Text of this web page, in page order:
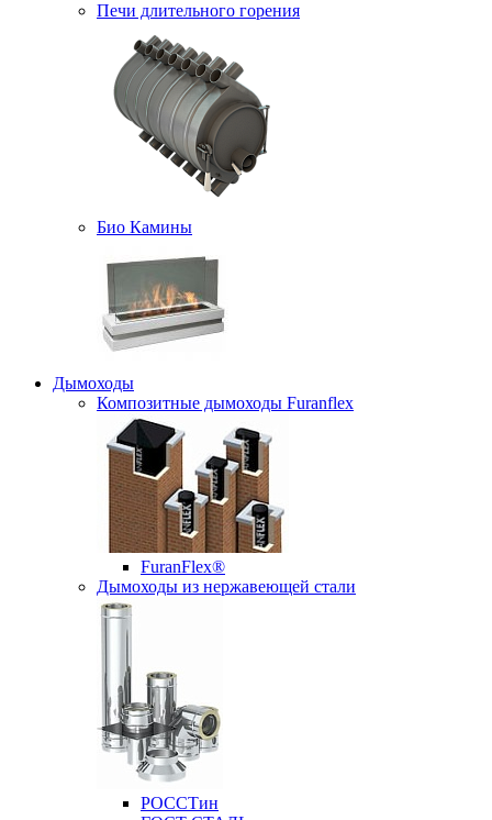
Печи длительного горения
Био Камины
Дымоходы
Композитные дымоходы Furanflex
FuranFlex®
Дымоходы из нержавеющей стали
РОССТин